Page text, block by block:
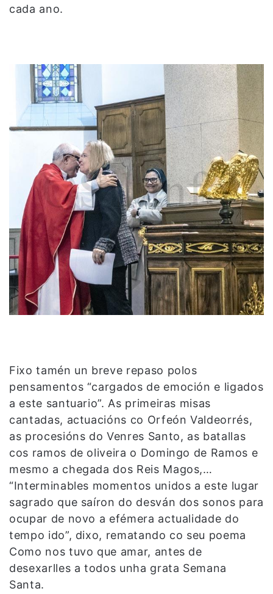
cada ano.
Fixo tamén un breve repaso polos
pensamentos “cargados de emoción e ligados
a este santuario”. As primeiras misas
cantadas, actuacións co Orfeón Valdeorrés,
as procesións do Venres Santo, as batallas
cos ramos de oliveira o Domingo de Ramos e
mesmo a chegada dos Reis Magos,…
“Interminables momentos unidos a este lugar
sagrado que saíron do desván dos sonos para
ocupar de novo a efémera actualidade do
tempo ido”, dixo, rematando co seu poema
Como nos tuvo que amar, antes de
desexarlles a todos unha grata Semana
Santa.